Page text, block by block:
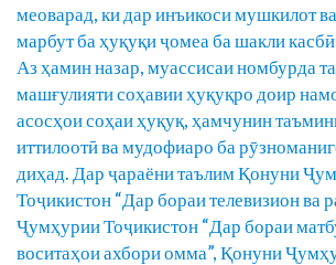
меоварад, ки дар инъикоси мушкилот
марбут ба ҳуқуқи ҷомеа ба шакли
Аз ҳамин назар, муассисаи номбурда
машғулияти соҳавии ҳуқуқро доир
асосҳои соҳаи ҳуқуқ, ҳамчунин
иттилоотӣ ва мудофиаро ба
диҳад. Дар ҷараёни таълим Қонуни
Тоҷикистон “Дар бораи телевизион ва
Ҷумҳурии Тоҷикистон “Дар бораи
воситаҳои ахбори омма”, Қонуни